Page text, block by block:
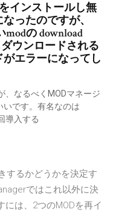
インストールし無
ったのですが、
の download
ウンロードされる
エラーになってし
、なるべくMODマネージ
いです。有名なのは
導入する
するかどうかを決定す
ではこれ以外に決
は、2つのMODを再イ